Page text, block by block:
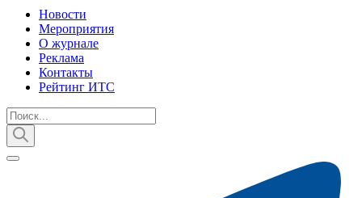
Новости
Мероприятия
О журнале
Реклама
Контакты
Рейтинг ИТС